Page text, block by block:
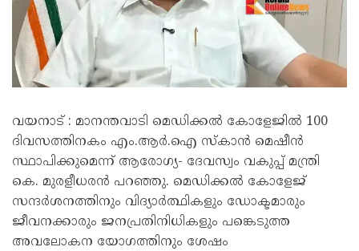
വയനാട് : മാനന്തവാടി മെഡിക്കൽ കോളേജിൽ 100
ദിവസത്തിനകം എം.ആർ.ഐ സ്കാൻ മെഷീൻ
സ്ഥാപിക്കുമെന്ന് ആരോഗ്യ- ദേവസ്വം വകുപ്പ് മന്ത്രി
കെ. മുരളീധരൻ പറഞ്ഞു. മെഡിക്കൽ കോളേജ്
സന്ദർശനത്തിനും വിദ്യാർത്ഥികളും ഡോക്ടമാരും
ജീവനക്കാരും ജനപ്രതിനിധികളും പങ്കെടുത്ത
അവലോകന യോഗത്തിനും ശേഷം